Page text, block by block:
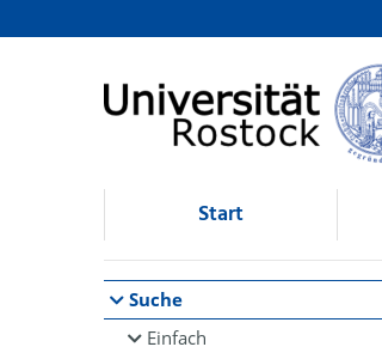
Browsen
direkt zum Inhalt
Start
Suche
Einfach